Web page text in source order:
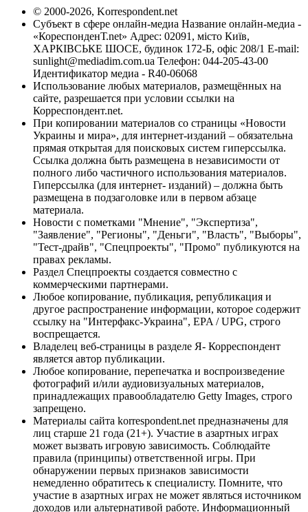
© 2000-2026, Korrespondent.net
Субъект в сфере онлайн-медиа Название онлайн-медиа -
«КореспонденТ.net» Адрес: 02091, місто Київ,
ХАРКІВСЬКЕ ШОСЕ, будинок 172-Б, офіс 208/1 E-mail:
sunlight@mediadim.com.ua Телефон: 044-205-43-00
Идентификатор медиа - R40-06068
Использование любых материалов, размещённых на
сайте, разрешается при условии ссылки на
Корреспондент.net.
При копировании материалов со страницы «Новости
Украины и мира», для интернет-изданий – обязательна
прямая открытая для поисковых систем гиперссылка.
Ссылка должна быть размещена в независимости от
полного либо частичного использования материалов.
Гиперссылка (для интернет- изданий) – должна быть
размещена в подзаголовке или в первом абзаце
материала.
Новости с пометками "Мнение", "Экспертиза",
"Заявление", "Регионы", "Деньги", "Власть", "Выборы",
"Тест-драйв", "Спецпроекты", "Промо" публикуются на
правах рекламы.
Раздел Спецпроекты создается совместно с
коммерческими партнерами.
Любое копирование, публикация, републикация и
другое распространение информации, которое содержит
ссылку на "Интерфакс-Украина", EPA / UPG, строго
воспрещается.
Владелец веб-страницы в разделе Я- Корреспондент
является автор публикации.
Любое копирование, перепечатка и воспроизведение
фотографий и/или аудиовизуальных материалов,
принадлежащих правообладателю Getty Images, строго
запрещено.
Материалы сайта korrespondent.net предназначены для
лиц старше 21 года (21+). Участие в азартных играх
может вызвать игровую зависимость. Соблюдайте
правила (принципы) ответственной игры. При
обнаружении первых признаков зависимости
немедленно обратитесь к специалисту. Помните, что
участие в азартных играх не может являться источником
доходов или альтернативой работе. Информационный